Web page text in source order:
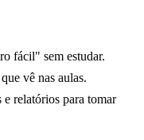
fácil" sem estudar.
vê nas aulas.
e relatórios para tomar